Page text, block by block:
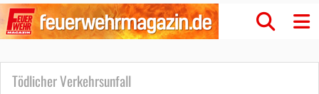
Tödlicher Verkehrsunfall